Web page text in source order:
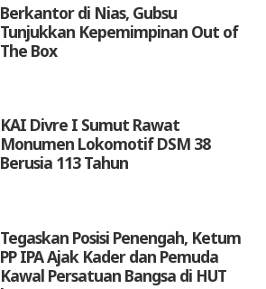
Berkantor di Nias, Gubsu
Tunjukkan Kepemimpinan Out of
The Box
KAI Divre I Sumut Rawat
Monumen Lokomotif DSM 38
Berusia 113 Tahun
Tegaskan Posisi Penengah, Ketum
PP IPA Ajak Kader dan Pemuda
Kawal Persatuan Bangsa di HUT